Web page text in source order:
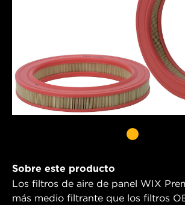
Sobre este producto
Los filtros de aire de panel WIX
más medio filtrante que los filtros